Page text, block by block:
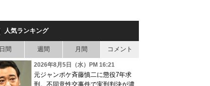
人気ランキング
日間 週間 月間 コメント
2026年8月5日（水）PM 16:21
元ジャンポケ斉藤慎二に懲役7年求
刑。不同意性交事件で実刑判決が濃